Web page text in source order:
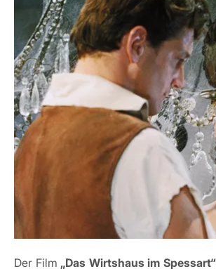
Der Film „Das Wirtshaus im Spessart“